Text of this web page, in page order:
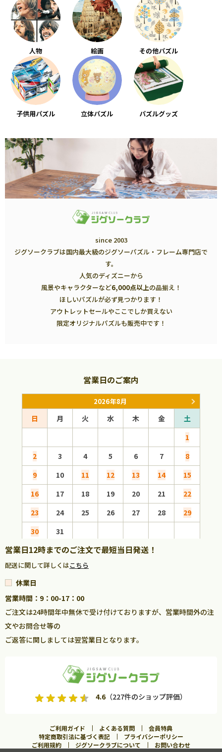
人物 絵画 その他パズル
子供用パズル 立体パズル パズルグッズ
since 2003
ジグソークラブは国内最大級のジグソーパズル・フレーム専門店で
す。
人気のディズニーから
風景やキャラクターなど6,000点以上の品揃え！
ほしいパズルが必ず見つかります！
アウトレットセールやここでしか買えない
限定オリジナルパズルも販売中です！
営業日のご案内
2026年8月
日 月 火 水 木 金
土
1
2
3 4 5 6 7
8
9
10 11 12 13 14
15
16
17 18 19 20 21
22
23
24 25 26 27 28
29
30
31
営業日12時までのご注文で最短当日発送！
配送に関して詳しくはこちら
休業日
営業時間：9：00-17：00
ご注文は24時間年中無休で受け付けておりますが、営業時間外の注
文やお問合せ等の
ご返答に関しましては翌営業日となります。
4.6（227件のショップ評価）
ご利用ガイド よくある質問
会員特典
特定商取引法に基づく表記
プライバシーポリシー
ご利用規約
ジグソークラブについて お問い合わせ